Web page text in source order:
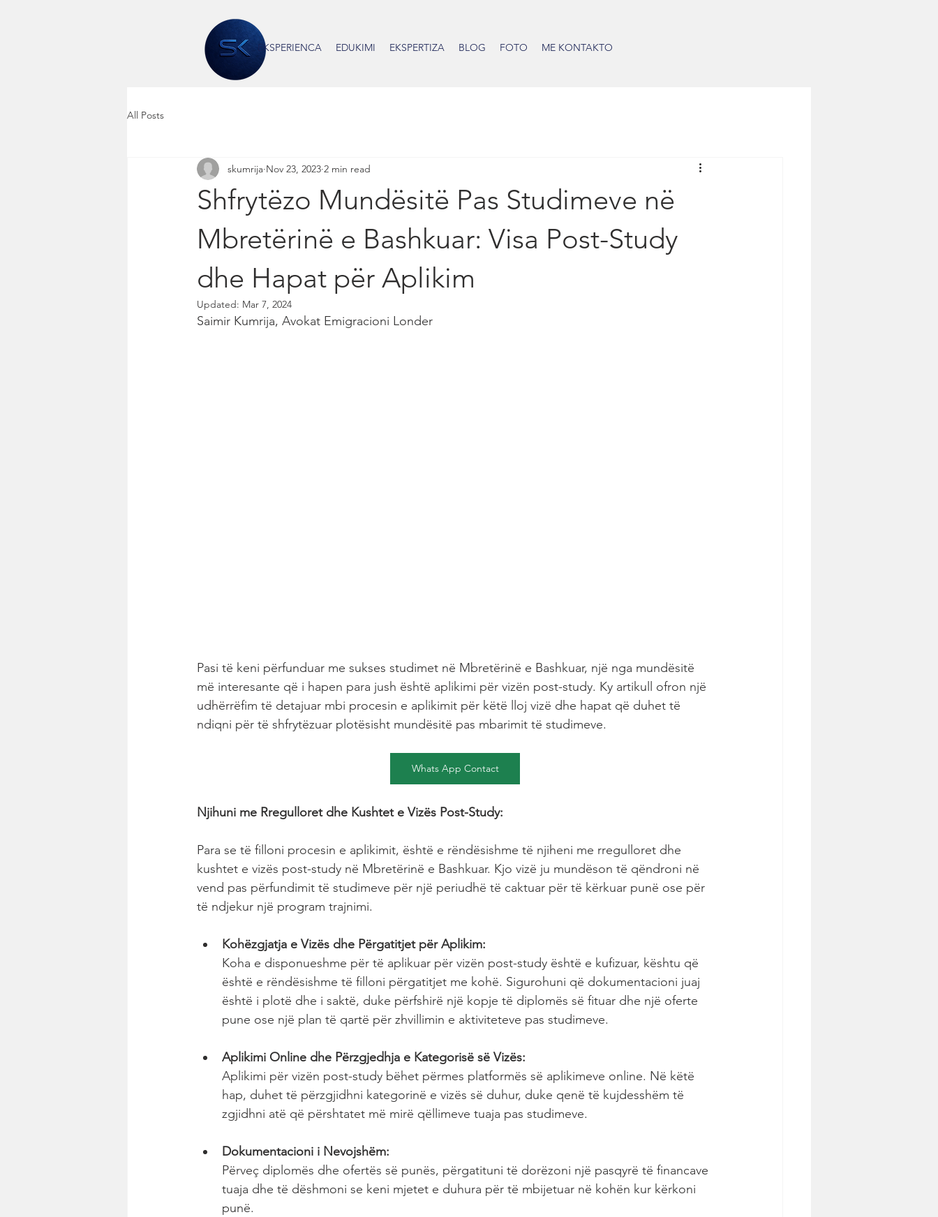
EKSPERIENCA EDUKIMI EKSPERTIZA BLOG FOTO ME KONTAKTO
All Posts
Shfrytëzo Mundësitë Pas Studimeve në
Mbretërinë e Bashkuar: Visa Post-Study
dhe Hapat për Aplikim
skumrija Nov 23, 2023 2 min read
Updated: Mar 7, 2024
Saimir Kumrija, Avokat Emigracioni Londer
Pasi të keni përfunduar me sukses studimet në Mbretërinë e Bashkuar, një nga mundësitë
më interesante që i hapen para jush është aplikimi për vizën post-study. Ky artikull ofron një
udhërrëfim të detajuar mbi procesin e aplikimit për këtë lloj vizë dhe hapat që duhet të
ndiqni për të shfrytëzuar plotësisht mundësitë pas mbarimit të studimeve.
Whats App Contact
Njihuni me Rregulloret dhe Kushtet e Vizës Post-Study:
Para se të filloni procesin e aplikimit, është e rëndësishme të njiheni me rregulloret dhe
kushtet e vizës post-study në Mbretërinë e Bashkuar. Kjo vizë ju mundëson të qëndroni në
vend pas përfundimit të studimeve për një periudhë të caktuar për të kërkuar punë ose për
të ndjekur një program trajnimi.
Kohëzgjatja e Vizës dhe Përgatitjet për Aplikim:
Koha e disponueshme për të aplikuar për vizën post-study është e kufizuar, kështu që
është e rëndësishme të filloni përgatitjet me kohë. Sigurohuni që dokumentacioni juaj
është i plotë dhe i saktë, duke përfshirë një kopje të diplomës së fituar dhe një oferte
pune ose një plan të qartë për zhvillimin e aktiviteteve pas studimeve.
Aplikimi Online dhe Përzgjedhja e Kategorisë së Vizës:
Aplikimi për vizën post-study bëhet përmes platformës së aplikimeve online. Në këtë
hap, duhet të përzgjidhni kategorinë e vizës së duhur, duke qenë të kujdesshëm të
zgjidhni atë që përshtatet më mirë qëllimeve tuaja pas studimeve.
Dokumentacioni i Nevojshëm:
Përveç diplomës dhe ofertës së punës, përgatituni të dorëzoni një pasqyrë të financave
tuaja dhe të dëshmoni se keni mjetet e duhura për të mbijetuar në kohën kur kërkoni
punë.